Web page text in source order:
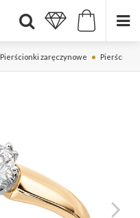
Pierścionki zaręczynowe